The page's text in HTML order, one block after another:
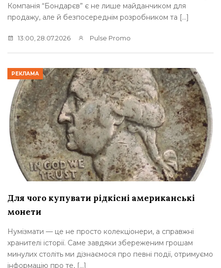
Компанія “Бондарєв” є не лише майданчиком для
продажу, але й безпосереднім розробником та […]
13:00, 28.07.2026 Pulse Promo
РЕКЛАМА
Для чого купувати рідкісні американські
монети
Нумізмати — це не просто колекціонери, а справжні
хранителі історії. Саме завдяки збереженим грошам
минулих століть ми дізнаємося про певні події, отримуємо
інформацію про те, […]